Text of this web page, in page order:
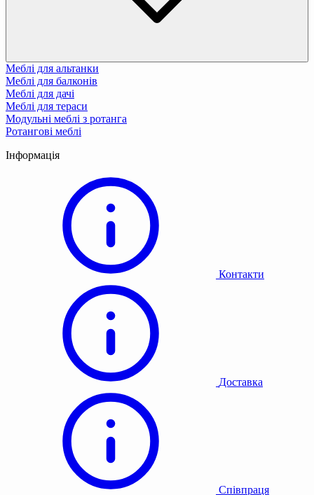
Меблі для альтанки
Меблі для балконів
Меблі для дачі
Меблі для тераси
Модульні меблі з ротанга
Ротангові меблі
Інформація
Контакти
Доставка
Співпраця